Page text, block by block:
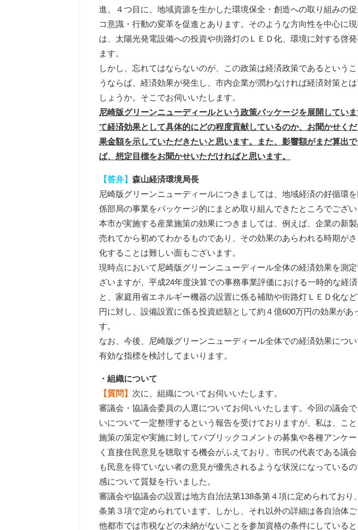
進、４つ目に、地域資源を生かした環境保全・創造への取り組みの
コ意識・行動の変革を促進とあります。そのような方向性を中心に
は、太陽光発電設備への投資や街路灯のＬＥＤ化、環境に対する啓
ます。
しかし、忘れてはならないのが、この政策は経済政策であるという
うならば、経済効果が発生し、市内企業が潤わなければ経済対策と
しょうか。そこでお伺いいたします。
尼崎版グリーンニューディールという政策パッケージを展開してい
て経済効果として具体的にどの程度貢献しているのか、お聞かせく
果金額を示していただきたいと思います。また、影響額がまだ算出
ば、想定目標をお聞かせいただければと思います。
【答弁】森山経済環境局長
尼崎版グリーンニューディールにつきましては、地域経済の好循環
係部局の事業をパッケージ的にまとめ取り組んできたところでござい
本市が実施する産業施策の効果につきましては、例えば、企業の新
売れてから初めてわかるものであり、その効果のあらわれる時期が
化することは難しい面もございます。
現時点において尼崎版グリーンニューディール全体の経済効果を測
ざいますが、平成24年度決算での事務事業評価における一時的な経
と、家庭用省エネルギー機器の設置に係る補助や街路灯ＬＥＤ化な
円に対し、設備設置に係る投資総額として約４億600万円の効果があ
す。
なお、今後、尼崎版グリーンニューディール全体での経済効果につ
有効な指標を検討してまいります。
・組織について
【質問】 次に、組織についてお伺いいたします。
審議会・協議会委員の人選についてお伺いいたします。今回の議会
いについて一定整理するという報告を受けておりますが、私は、こ
施策の策定や実施に対してパブリックコメントの募集や各種アンケ
く直接住民意見を聴取する機会がふえており、市民の代表である議
も民意を得ていない者の意見が優先されるような状況になっている
感について質疑を行いました。
審議会や協議会の設置は地方自治法第138条第４項に定められており
条第３項で定められています。しかし、それ以外の詳細は各自治体ご
他都市では市税などの未納がないことを参加資格の条件にしていると